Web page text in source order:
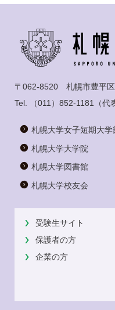
〒062-8520 札幌市豊平
Tel.
（011）852-1181 （代
札幌大学女子短期大学
札幌大学大学院
札幌大学図書館
札幌大学校友会
受験生サイト
保護者の方
企業の方